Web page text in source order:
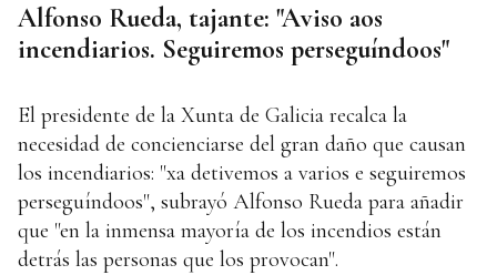
Alfonso Rueda, tajante: "Aviso aos
incendiarios. Seguiremos perseguíndoos"
El presidente de la Xunta de Galicia recalca la
necesidad de concienciarse del gran daño que causan
los incendiarios: "xa detivemos a varios e seguiremos
perseguíndoos", subrayó Alfonso Rueda para añadir
que "en la inmensa mayoría de los incendios están
detrás las personas que los provocan".